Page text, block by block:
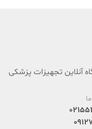
آنلاین تجهیزات پزشکی